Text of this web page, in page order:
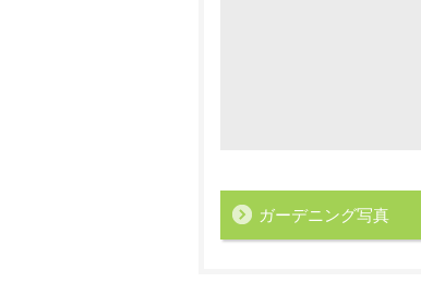
ガーデニング写真